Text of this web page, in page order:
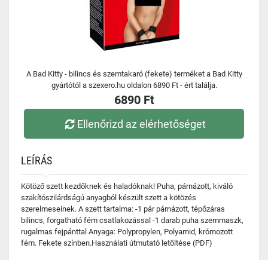
A Bad Kitty - bilincs és szemtakaró (fekete) terméket a Bad Kitty
gyártótól a szexero.hu oldalon 6890 Ft - ért találja.
6890 Ft
Ellenőrizd az elérhetőséget
LEÍRÁS
Kötöző szett kezdőknek és haladóknak! Puha, párnázott, kiváló
szakítószilárdságú anyagból készült szett a kötözés
szerelmeseinek. A szett tartalma: -1 pár párnázott, tépőzáras
bilincs, forgatható fém csatlakozással -1 darab puha szemmaszk,
rugalmas fejpánttal Anyaga: Polypropylen, Polyamid, krómozott
fém. Fekete színben.Használati útmutató letöltése (PDF)